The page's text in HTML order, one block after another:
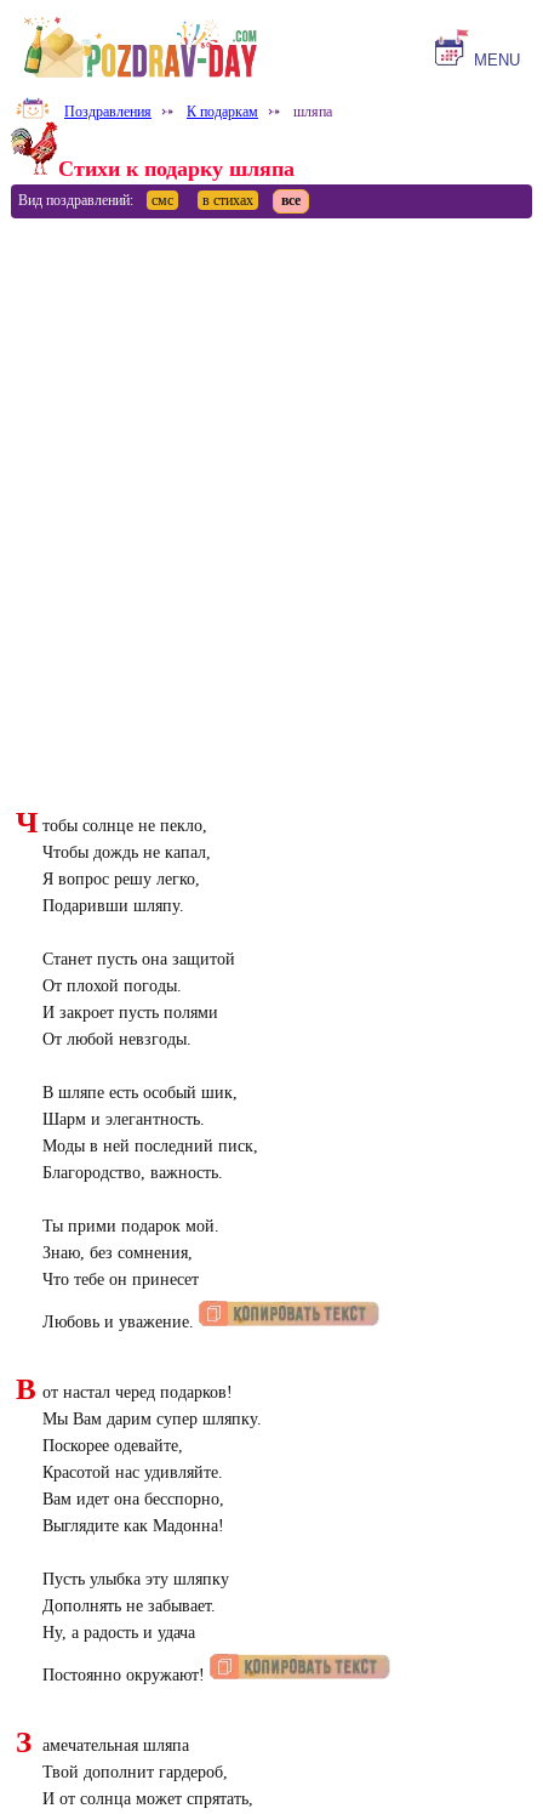
MENU
Поздравления ⤐ К подаркам ⤐ шляпа
Стихи к подарку шляпа
Вид поздравлений: смс в стихах все
Ч тобы солнце не пекло,
Чтобы дождь не капал,
Я вопрос решу легко,
Подаривши шляпу.
Станет пусть она защитой
От плохой погоды.
И закроет пусть полями
От любой невзгоды.
В шляпе есть особый шик,
Шарм и элегантность.
Моды в ней последний писк,
Благородство, важность.
Ты прими подарок мой.
Знаю, без сомнения,
Что тебе он принесет
Любовь и уважение.
В от настал черед подарков!
Мы Вам дарим супер шляпку.
Поскорее одевайте,
Красотой нас удивляйте.
Вам идет она бесспорно,
Выглядите как Мадонна!
Пусть улыбка эту шляпку
Дополнять не забывает.
Ну, а радость и удача
Постоянно окружают!
З
амечательная шляпа
Твой дополнит гардероб,
И от солнца может спрятать,